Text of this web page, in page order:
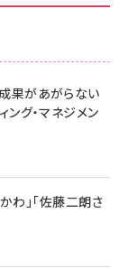
果があがらない
グ・マネジメン
わ」「佐藤二朗さ